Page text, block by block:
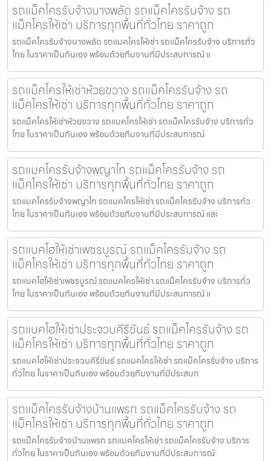
รถแม็คโครรับจ้างบางพลัด รถแม็คโครรับจ้าง รถ
แม็คโครให้เช่า บริการทุกพื้นที่ทั่วไทย ราคาถูก
รถแม็คโครรับจ้างบางพลัด รถแมคโครให้เช่า รถแม็คโครรับจ้าง บริการทั่ว
ไทย ในราคาเป็นกันเอง พร้อมด้วยทีมงานที่มีประสบการณ์ แ
รถแม็คโครให้เช่าห้วยขวาง รถแม็คโครรับจ้าง รถ
แม็คโครให้เช่า บริการทุกพื้นที่ทั่วไทย ราคาถูก
รถแม็คโครให้เช่าห้วยขวาง รถแมคโครให้เช่า รถแม็คโครรับจ้าง บริการทั่ว
ไทย ในราคาเป็นกันเอง พร้อมด้วยทีมงานที่มีประสบการณ์
รถแมคโครรับจ้างพญาไท รถแม็คโครรับจ้าง รถ
แม็คโครให้เช่า บริการทุกพื้นที่ทั่วไทย ราคาถูก
รถแมคโครรับจ้างพญาไท รถแมคโครให้เช่า รถแม็คโครรับจ้าง บริการทั่ว
ไทย ในราคาเป็นกันเอง พร้อมด้วยทีมงานที่มีประสบการณ์ และ
รถแบคโฮให้เช่าเพชรบูรณ์ รถแม็คโครรับจ้าง รถ
แม็คโครให้เช่า บริการทุกพื้นที่ทั่วไทย ราคาถูก
รถแบคโฮให้เช่าเพชรบูรณ์ รถแมคโครให้เช่า รถแม็คโครรับจ้าง บริการทั่ว
ไทย ในราคาเป็นกันเอง พร้อมด้วยทีมงานที่มีประสบการณ์ แ
รถแบคโฮให้เช่าประจวบคีรีขันธ์ รถแม็คโครรับจ้าง รถ
แม็คโครให้เช่า บริการทุกพื้นที่ทั่วไทย ราคาถูก
รถแบคโฮให้เช่าประจวบคีรีขันธ์ รถแมคโครให้เช่า รถแม็คโครรับจ้าง บริการ
ทั่วไทย ในราคาเป็นกันเอง พร้อมด้วยทีมงานที่มีประสบก
รถแม็คโครรับจ้างบ้านแพรก รถแม็คโครรับจ้าง รถ
แม็คโครให้เช่า บริการทุกพื้นที่ทั่วไทย ราคาถูก
รถแม็คโครรับจ้างบ้านแพรก รถแมคโครให้เช่า รถแม็คโครรับจ้าง บริการ
ทั่วไทย ในราคาเป็นกันเอง พร้อมด้วยทีมงานที่มีประสบการณ์